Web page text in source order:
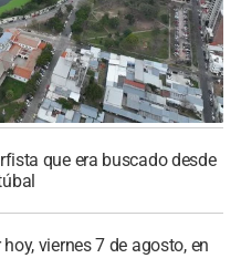
que era buscado desde
viernes 7 de agosto, en